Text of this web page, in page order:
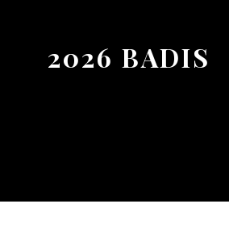
2026 BADIS